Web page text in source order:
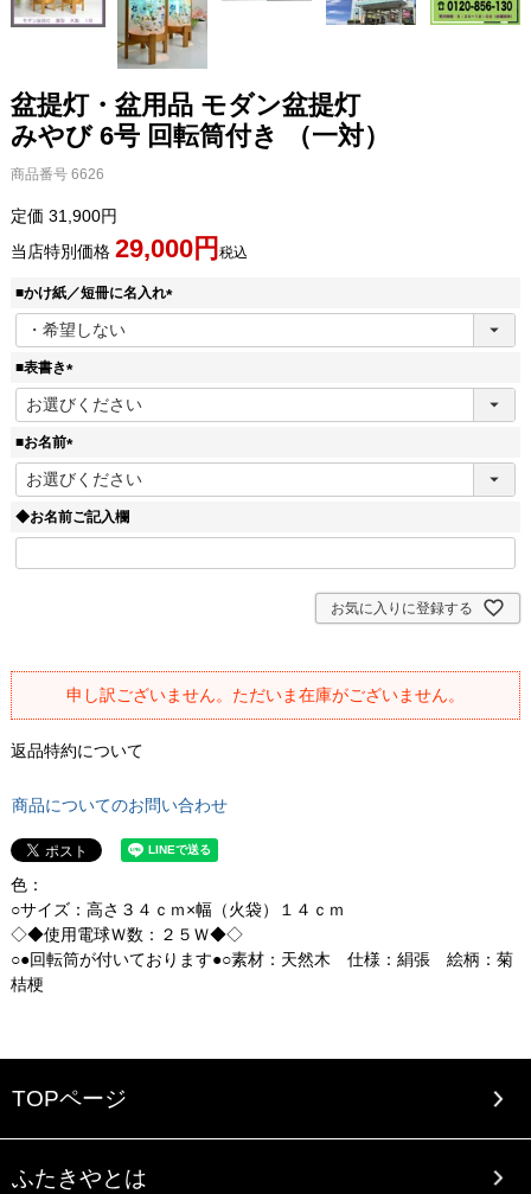
盆提灯・盆用品 モダン盆提灯
みやび 6号 回転筒付き （一対）
商品番号 6626
定価 31,900
当店特別価格 29,000 税込
■かけ紙／短冊に名入れ
(
■表書き
(
必
須
■お名前
(
必
須
◆お名前ご記入欄
お気に入りに登録する
申し訳ございません。ただいま在庫がございません。
返品特約について
商品についてのお問い合わせ
色：
○サイズ：高さ３４ｃｍ×幅（火袋）１４ｃｍ
◇◆使用電球Ｗ数：２５Ｗ◆◇
○●回転筒が付いております●○素材：天然木 仕様：絹張 絵柄：菊
桔梗
TOPページ
ふたきやとは